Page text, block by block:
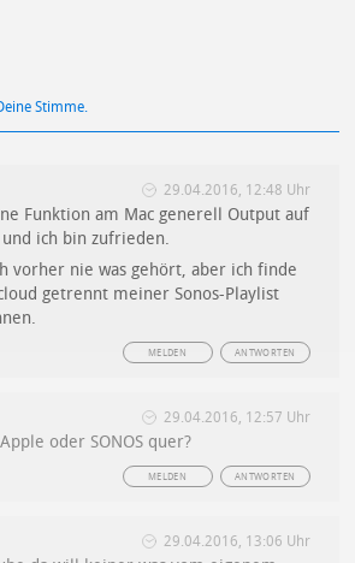
Stimme.
29.04.2016, 12:48 Uhr
Funktion am Mac generell Output auf
ich bin zufrieden.
vorher nie was gehört, aber ich finde
getrennt meiner Sonos-Playlist
ANTWORTEN
MELDEN
29.04.2016, 12:57 Uhr
oder SONOS quer?
ANTWORTEN
MELDEN
29.04.2016, 13:06 Uhr